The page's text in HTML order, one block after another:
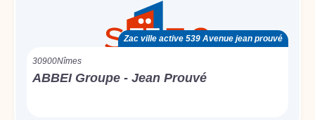
Zac ville active 539 Avenue jean prouvé
30900Nîmes
ABBEI Groupe - Jean Prouvé